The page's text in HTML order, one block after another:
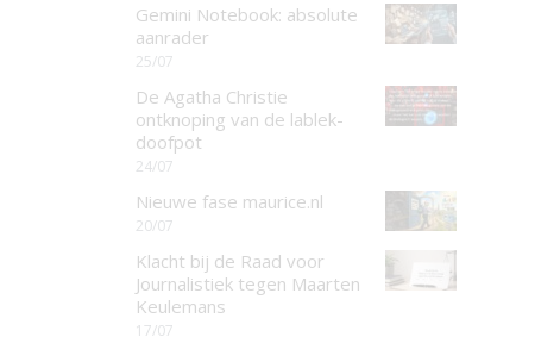
Gemini Notebook: absolute
aanrader
25/07
De Agatha Christie
ontknoping van de lablek-
doofpot
24/07
Nieuwe fase maurice.nl
20/07
Klacht bij de Raad voor
Journalistiek tegen Maarten
Keulemans
17/07